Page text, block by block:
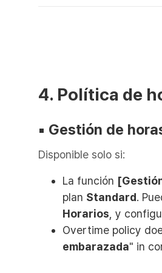
4. Política de
▪︎ Gestión de
Disponible solo si:
La función
plan Standard.
Horarios , y
Overtime policy
embarazada" in